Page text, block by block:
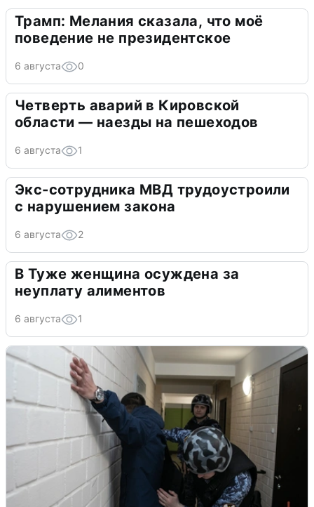
Трамп: Мелания сказала, что моё
поведение не президентское
6 августа 0
Четверть аварий в Кировской
области — наезды на пешеходов
6 августа 1
Экс-сотрудника МВД трудоустроили
с нарушением закона
6 августа 2
В Туже женщина осуждена за
неуплату алиментов
6 августа 1